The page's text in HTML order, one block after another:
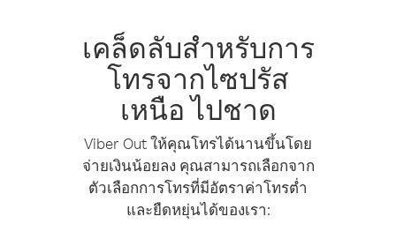
เคล็ดลับสำหรับการ
โทรจากไซปรัส
เหนือ ไปชาด
Viber Out ให้คุณโทรได้นานขึ้นโดย
จ่ายเงินน้อยลง คุณสามารถเลือกจาก
ตัวเลือกการโทรที่มีอัตราค่าโทรต่ำ
และยืดหยุ่นได้ของเรา: